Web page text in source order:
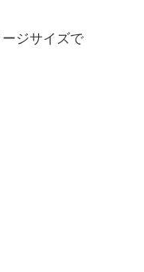
ジサイズで